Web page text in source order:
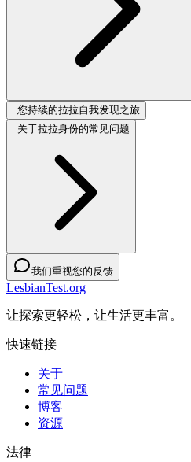
您持续的拉拉自我发现之旅
关于拉拉身份的常见问题
我们重视您的反馈
LesbianTest.org
让探索更轻松，让生活更丰富。
快速链接
关于
常见问题
博客
资源
法律